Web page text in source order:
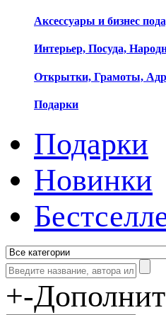
Аксессуары и бизнес
Интерьер, Посуда,
Открытки, Грамоты,
Подарки
Подарки
Новинки
+-